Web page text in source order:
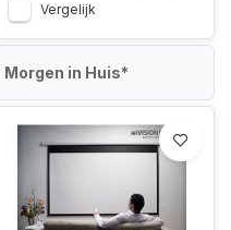
Vergelijk
Morgen in Huis*